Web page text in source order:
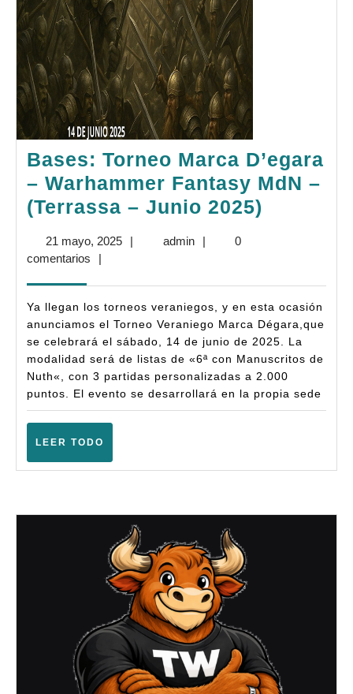
Bases: Torneo Marca D’egara
– Warhammer Fantasy MdN –
(Terrassa – Junio 2025)
–
Fantasy
MdN
–
Junio
21 mayo, 202521| adminadmin
|
0
comentarios
|
Ya llegan los torneos veraniegos, y en esta ocasión
anunciamos el Torneo Veraniego Marca Dégara,que
se celebrará el sábado, 14 de junio de 2025. La
modalidad será de listas de «6ª con Manuscritos de
Nuth«, con 3 partidas personalizadas a 2.000
puntos. El evento se desarrollará en la propia sede
LEER TODO